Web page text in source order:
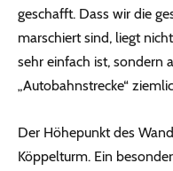
geschafft. Dass wir die
marschiert sind, liegt
sehr einfach ist, sondern
„Autobahnstrecke“
Der Höhepunkt des
Köppelturm. Ein